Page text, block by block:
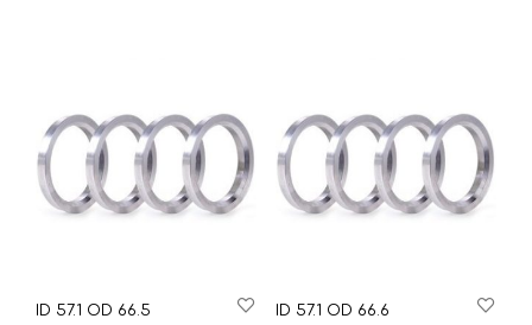
ID 57.1 OD 66.5
ID 57.1 OD 66.6